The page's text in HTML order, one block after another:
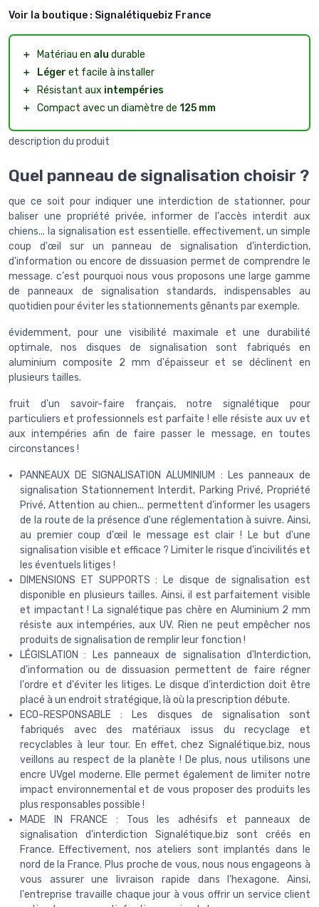
Voir la boutique : Signalétiquebiz France
＋ Matériau en alu durable
＋
Léger et facile à installer
＋
Résistant aux intempéries
＋ Compact avec un diamètre de 125 mm
description du produit
Quel panneau de signalisation choisir ?
que ce soit pour indiquer une interdiction de stationner, pour
baliser une propriété privée, informer de l'accès interdit aux
chiens... la signalisation est essentielle. effectivement, un simple
coup d'œil sur un panneau de signalisation d'interdiction,
d'information ou encore de dissuasion permet de comprendre le
message. c'est pourquoi nous vous proposons une large gamme
de panneaux de signalisation standards, indispensables au
quotidien pour éviter les stationnements gênants par exemple.
évidemment, pour une visibilité maximale et une durabilité
optimale, nos disques de signalisation sont fabriqués en
aluminium composite 2 mm d'épaisseur et se déclinent en
plusieurs tailles.
fruit d'un savoir-faire français, notre signalétique pour
particuliers et professionnels est parfaite ! elle résiste aux uv et
aux intempéries afin de faire passer le message, en toutes
circonstances !
PANNEAUX DE SIGNALISATION ALUMINIUM : Les panneaux de
signalisation Stationnement Interdit, Parking Privé, Propriété
Privé, Attention au chien... permettent d'informer les usagers
de la route de la présence d'une réglementation à suivre. Ainsi,
au premier coup d'œil le message est clair ! Le but d'une
signalisation visible et efficace ? Limiter le risque d'incivilités et
les éventuels litiges !
DIMENSIONS ET SUPPORTS : Le disque de signalisation est
disponible en plusieurs tailles. Ainsi, il est parfaitement visible
et impactant ! La signalétique pas chère en Aluminium 2 mm
résiste aux intempéries, aux UV. Rien ne peut empêcher nos
produits de signalisation de remplir leur fonction !
LÉGISLATION : Les panneaux de signalisation d'Interdiction,
d'information ou de dissuasion permettent de faire régner
l'ordre et d'éviter les litiges. Le disque d'interdiction doit être
placé à un endroit stratégique, là où la prescription débute.
ECO-RESPONSABLE : Les disques de signalisation sont
fabriqués avec des matériaux issus du recyclage et
recyclables à leur tour. En effet, chez Signalétique.biz, nous
veillons au respect de la planète ! De plus, nous utilisons une
encre UVgel moderne. Elle permet également de limiter notre
impact environnemental et de vous proposer des produits les
plus responsables possible !
MADE IN FRANCE : Tous les adhésifs et panneaux de
signalisation d'interdiction Signalétique.biz sont créés en
France. Effectivement, nos ateliers sont implantés dans le
nord de la France. Plus proche de vous, nous nous engageons à
vous assurer une livraison rapide dans l'hexagone. Ainsi,
l'entreprise travaille chaque jour à vous offrir un service client